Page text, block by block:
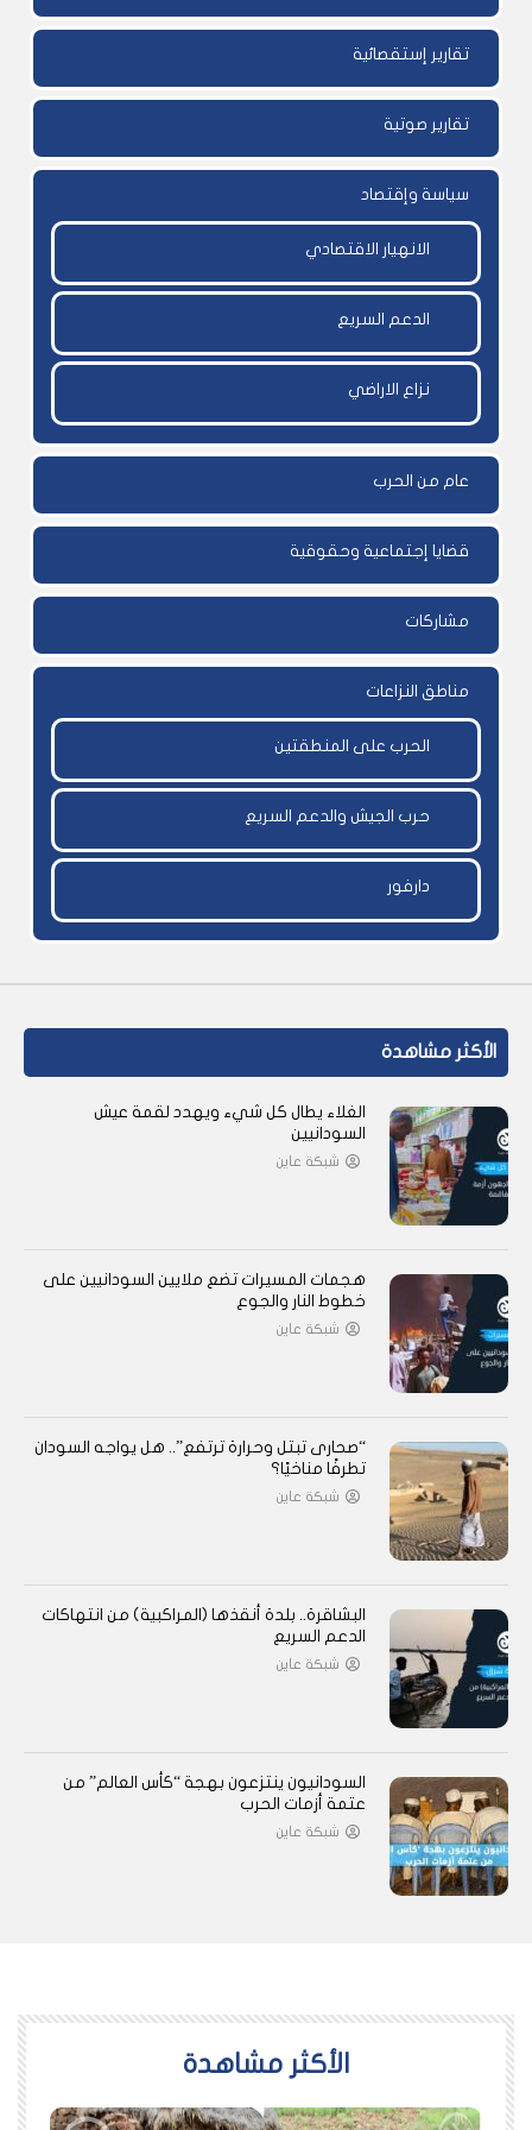
تقارير إستقصائية
تقارير صوتية
سياسة وإقتصاد
الانهيار الاقتصادي
الدعم السريع
نزاع الاراضي
عام من الحرب
قضايا إجتماعية وحقوقية
مشاركات
مناطق النزاعات
الحرب على المنطقتين
حرب الجيش والدعم السريع
دارفور
الأكثر مشاهدة
الغلاء يطال كل شيء ويهدد لقمة عيش
السودانيين
شبكة عاين
هجمات المسيرات تضع ملايين السودانيين على
خطوط النار والجوع
شبكة عاين
“صحارى تبتل وحرارة ترتفع”.. هل يواجه السودان
تطرفًا مناخيًا؟
شبكة عاين
البشاقرة.. بلدة أنقذها (المراكبية) من انتهاكات
الدعم السريع
شبكة عاين
السودانيون ينتزعون بهجة “كأس العالم” من
عتمة أزمات الحرب
شبكة عاين
اﻷكثر مشاهدة